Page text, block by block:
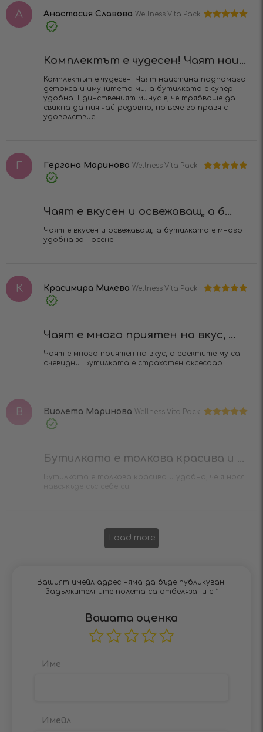
А Анастасия Славова Wellness Vita Pack
Комплектът е чудесен! Чаят наи...
Комплектът е чудесен! Чаят наистина подпомага
детокса и имунитета ми, а бутилката е супер
удобна. Единственият минус е, че трябваше да
свикна да пия чай редовно, но вече го правя с
удоволствие.
Г Гергана Маринова Wellness Vita Pack
Чаят е вкусен и освежаващ, а б...
Чаят е вкусен и освежаващ, а бутилката е много
удобна за носене
К Красимира Милева Wellness Vita Pack
Чаят е много приятен на вкус, ...
Чаят е много приятен на вкус, а ефектите му са
очевидни. Бутилката е страхотен аксесоар.
В Виолета Маринова Wellness Vita Pack
Бутилката е толкова красива и ...
Бутилката е толкова красива и удобна, че я нося
Load more
Вашият имейл адрес няма да бъде публикуван.
Задължителните полета са отбелязани с *
Вашата оценка
Име
Имейл